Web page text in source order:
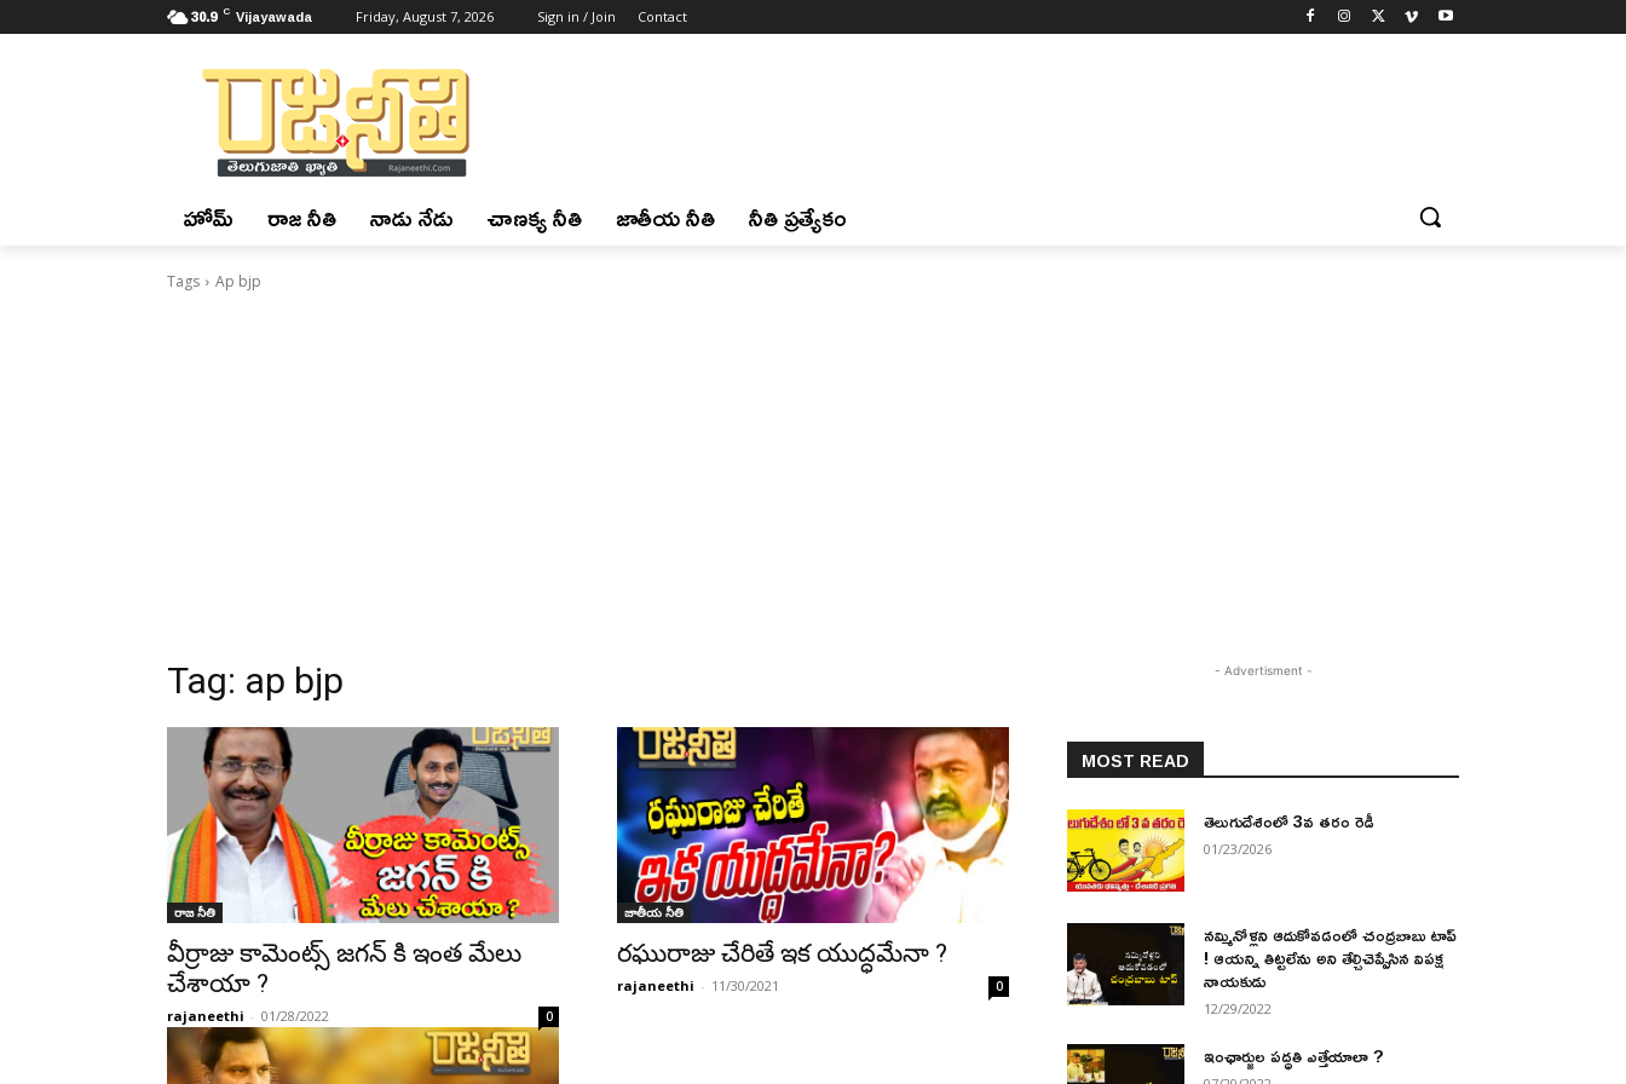
30.9 C Vijayawada Friday, August 7, 2026 Sign in / Join Contact
హోమ్ రాజ నీతి నాడు నేడు చాణక్య నీతి జాతీయ నీతి నీతి ప్రత్యేకం
Tags Ap bjp
Tag: ap bjp
రాజ నీతి
వీర్రాజు కామెంట్స్ జగన్ కి ఇంత మేలు
చేశాయా ?
rajaneethi - 01/28/2022 0
జాతీయ నీతి
రఘురాజు చేరితే ఇక యుద్ధమేనా ?
rajaneethi - 11/30/2021 0
- Advertisment -
MOST READ
తెలుగుదేశంలో 3వ తరం రెడీ
01/23/2026
నమ్మినోళ్లని ఆదుకోవడంలో చంద్రబాబు టాప్
! ఆయన్ని తిట్టలేను అని తేల్చిచెప్పేసిన విపక్ష
నాయకుడు
12/29/2022
ఇంఛార్జుల పద్ధతి ఎత్తేయాలా ?